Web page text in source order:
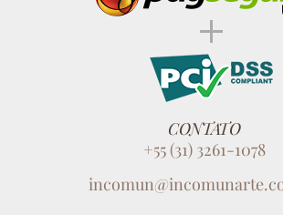
CONTATO
+55 (31) 3261-1078